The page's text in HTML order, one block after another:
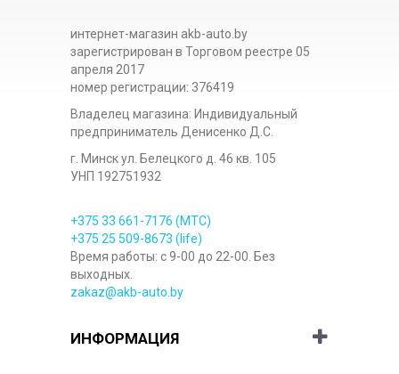
интернет-магазин akb-auto.by
зарегистрирован в Торговом реестре 05
апреля 2017
номер регистрации: 376419
Владелец магазина: Индивидуальный
предприниматель Денисенко Д.С.
г. Минск ул. Белецкого д. 46 кв. 105
УНП 192751932
+375 33 661-7176 (МТС)
+375 25 509-8673 (life)
Время работы: с 9-00 до 22-00. Без
выходных.
zakaz@akb-auto.by
ИНФОРМАЦИЯ